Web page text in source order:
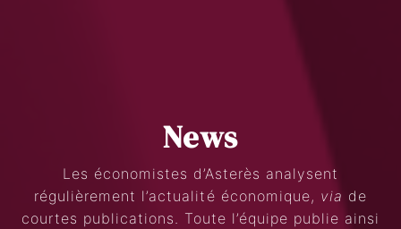
News
Les économistes d’Asterès analysent
régulièrement l’actualité économique, via de
courtes publications. Toute l’équipe publie ainsi
Search